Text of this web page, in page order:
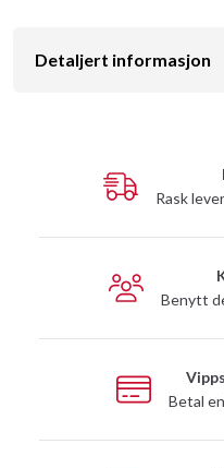
Detaljert informasjon
Rask
Benytt
Betal